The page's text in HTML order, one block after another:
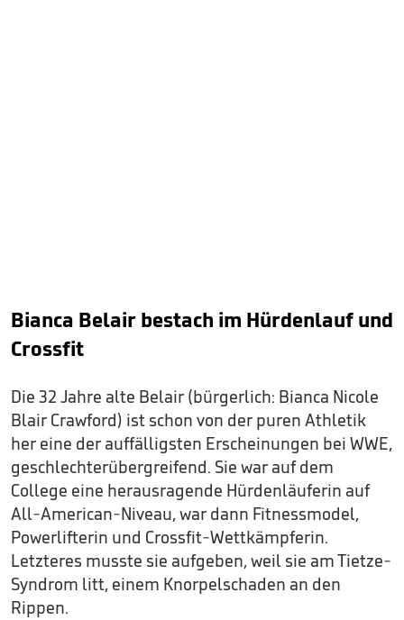
Bianca Belair bestach im Hürdenlauf und
Crossfit
Die 32 Jahre alte Belair (bürgerlich: Bianca Nicole
Blair Crawford) ist schon von der puren Athletik
her eine der auffälligsten Erscheinungen bei WWE,
geschlechterübergreifend. Sie war auf dem
College eine herausragende Hürdenläuferin auf
All-American-Niveau, war dann Fitnessmodel,
Powerlifterin und Crossfit-Wettkämpferin.
Letzteres musste sie aufgeben, weil sie am Tietze-
Syndrom litt, einem Knorpelschaden an den
Rippen.